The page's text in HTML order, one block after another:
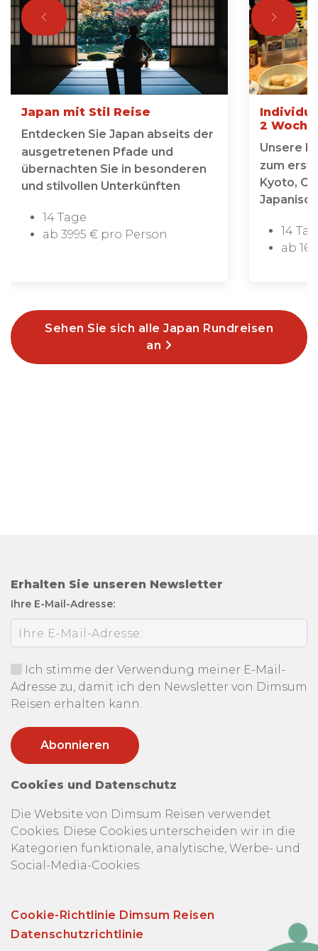
Japan mit Stil Reise
Entdecken Sie Japan abseits der
ausgetretenen Pfade und
übernachten Sie in besonderen
und stilvollen Unterkünften
14 Tage
ab 3995 € pro Person
2
Unsere
zum
Kyoto,
14
ab
Sehen Sie sich alle Japan Rundreisen
an
Erhalten Sie unseren Newsletter
Ihre E-Mail-Adresse:
Ich stimme der Verwendung meiner E-Mail-
Adresse zu, damit ich den Newsletter von Dimsum
Reisen erhalten kann.
Cookies und Datenschutz
Die Website von Dimsum Reisen verwendet
Cookies. Diese Cookies unterscheiden wir in die
Kategorien funktionale, analytische, Werbe- und
Social-Media-Cookies.
Cookie-Richtlinie Dimsum Reisen
Datenschutzrichtlinie